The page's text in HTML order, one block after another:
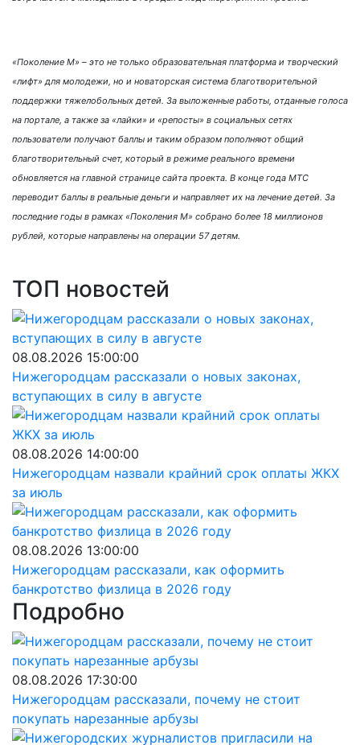
«Поколение М» – это не только образовательная платформа и творческий
«лифт» для молодежи, но и новаторская система благотворительной
поддержки тяжелобольных детей. За выложенные работы, отданные голоса
на портале, а также за «лайки» и «репосты» в социальных сетях
пользователи получают баллы и таким образом пополняют общий
благотворительный счет, который в режиме реального времени
обновляется на главной странице сайта проекта. В конце года МТС
переводит баллы в реальные деньги и направляет их на лечение детей. За
последние годы в рамках «Поколения М» собрано более 18 миллионов
рублей, которые направлены на операции 57 детям.
ТОП новостей
08.08.2026 15:00:00
Нижегородцам рассказали о новых законах,
вступающих в силу в августе
08.08.2026 14:00:00
Нижегородцам назвали крайний срок оплаты ЖКХ
за июль
08.08.2026 13:00:00
Нижегородцам рассказали, как оформить
банкротство физлица в 2026 году
Подробно
08.08.2026 17:30:00
Нижегородцам рассказали, почему не стоит
покупать нарезанные арбузы